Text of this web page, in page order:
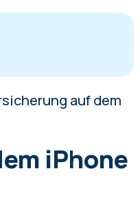
auf dem
iPhone